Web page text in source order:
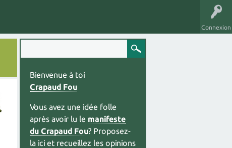
Connexion
Bienvenue à toi
Crapaud Fou
Vous avez une idée folle
après avoir lu le manifeste
du Crapaud Fou? Proposez-
la ici et recueillez les opinions